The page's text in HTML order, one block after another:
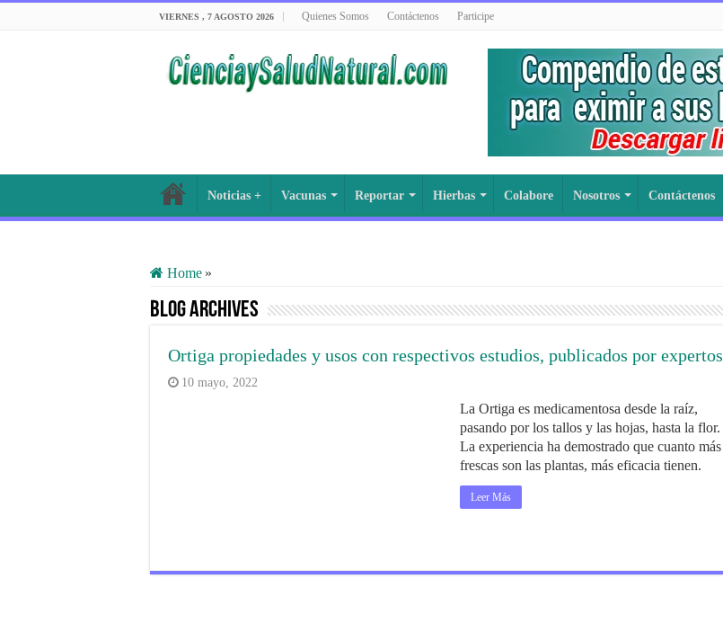
VIERNES , 7 AGOSTO 2026 Quienes Somos Contáctenos Participe
Noticias + Vacunas Reportar Hierbas Colabore Nosotros Contáctenos
Home »
Blog Archives
Ortiga propiedades y usos con respectivos estudios, publicados por expertos
10 mayo, 2022
La Ortiga es medicamentosa desde la raíz,
pasando por los tallos y las hojas, hasta la flor.
La experiencia ha demostrado que cuanto más
frescas son las plantas, más eficacia tienen.
Leer Más